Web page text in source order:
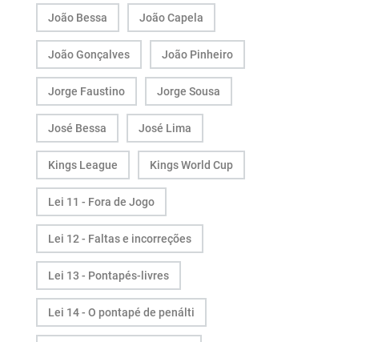
João Bessa João Capela
João Gonçalves João Pinheiro
Jorge Faustino Jorge Sousa
José Bessa José Lima
Kings League Kings World Cup
Lei 11 - Fora de Jogo
Lei 12 - Faltas e incorreções
Lei 13 - Pontapés-livres
Lei 14 - O pontapé de penálti